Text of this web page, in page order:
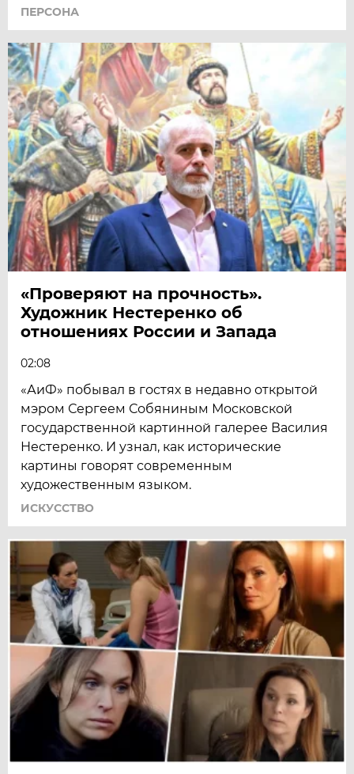
ПЕРСОНА
«Проверяют на прочность».
Художник Нестеренко об
отношениях России и Запада
02:08
«АиФ» побывал в гостях в недавно открытой
мэром Сергеем Собяниным Московской
государ­ственной картинной галерее Василия
Нестеренко. И узнал, как исторические
картины говорят современным
художественным языком.
ИСКУССТВО